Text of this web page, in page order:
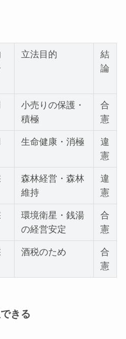
立法目的
結
論
小売りの保護・
積極
合
憲
生命健康・消極
違
憲
森林経営・森林
維持
違
憲
環境衛星・銭湯
の経営安定
合
憲
酒税のため
合
憲
きる